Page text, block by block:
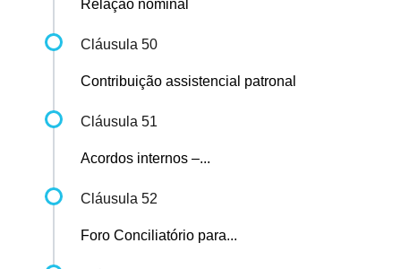
Relação nominal
Cláusula 50
Contribuição assistencial patronal
Cláusula 51
Acordos internos –...
Cláusula 52
Foro Conciliatório para...